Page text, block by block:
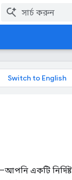
একটি নির্দিষ্ট